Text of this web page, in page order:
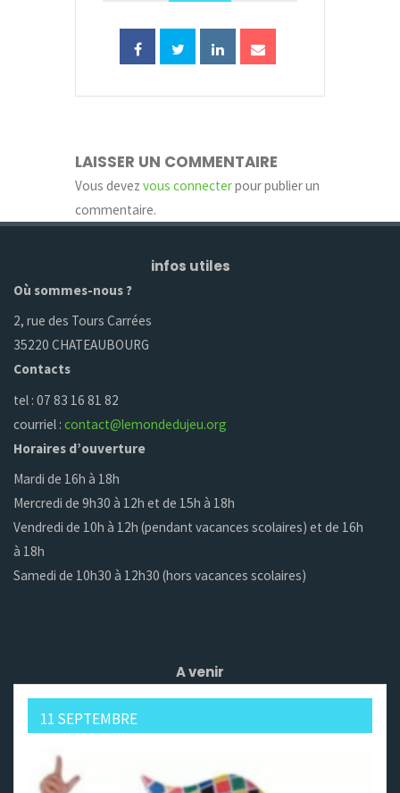
LAISSER UN COMMENTAIRE
Vous devez vous connecterpour publier un
commentaire.
infos utiles
Où sommes-nous ?
2, rue des Tours Carrées
35220 CHATEAUBOURG
Contacts
tel : 07 83 16 81 82
courriel :contact@lemondedujeu.org
Horaires d’ouverture
Mardi de 16h à 18h
Mercredi de 9h30 à 12h et de 15h à 18h
Vendredi de 10h à 12h (pendant vacances scolaires) et de 16h
à 18h
Samedi de 10h30 à 12h30 (hors vacances scolaires)
A venir
11 SEPTEMBRE